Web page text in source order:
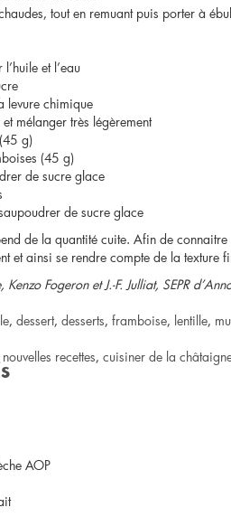
tout en remuant puis porter à
et l’eau
levure chimique
mélanger très légèrement
g)
(45 g)
de sucre glace
de sucre glace
de la quantité cuite. Afin de
et ainsi se rendre compte de la texture
Fogeron et J.-F. Julliat, SEPR
, dessert, desserts, framboise, lentille,
recettes, cuisiner de la
AOP